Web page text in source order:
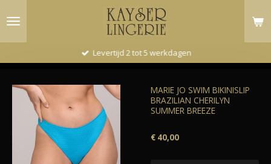
direct
Levertijd 2 tot 5 werkdagen
MARIE JO SWIM BIKINISLIP
BRAZILIAN CHERILYN
SUMMER BREEZE
€ 40,00